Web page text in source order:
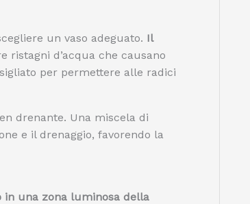
un vaso adeguato. Il
ristagni d’acqua che causano
per permettere alle radici
drenante. Una miscela di
e il drenaggio, favorendo la
in una zona luminosa della